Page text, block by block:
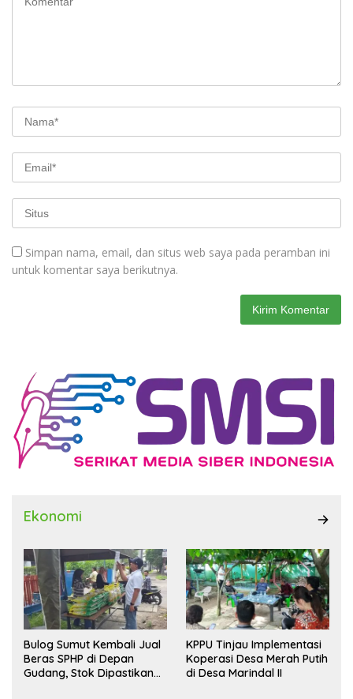
Simpan nama, email, dan situs web saya pada peramban ini
untuk komentar saya berikutnya.
Ekonomi
Bulog Sumut Kembali Jual
Beras SPHP di Depan
Gudang, Stok Dipastikan
KPPU Tinjau Implementasi
Koperasi Desa Merah Putih
di Desa Marindal II